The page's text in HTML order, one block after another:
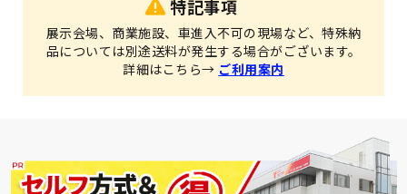
特記事項
展示会場、商業施設、車進入不可の現場など、特殊納
品については別途送料が発生する場合がございます。
詳細はこちら→ ご利用案内